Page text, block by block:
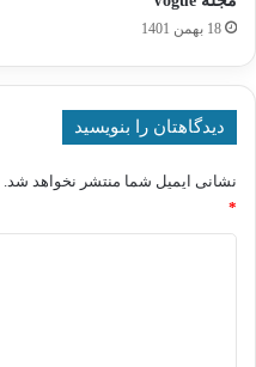
18 بهمن 1401
دیدگاهتان را بنویسید
نشانی ایمیل شما منتشر نخواهد شد.
*